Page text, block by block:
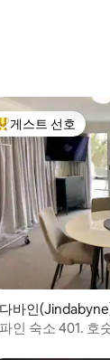
점), 후기 101개
위 게스트 선호
게스트 선호
바인
인 숙소 401. 호